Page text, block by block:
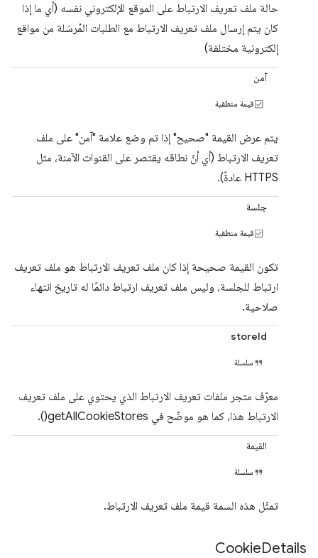
حالة ملف تعريف الارتباط على الموقع الإلكتروني نفسه (أي ما إذا
كان يتم إرسال ملف تعريف الارتباط مع الطلبات المُرسَلة من مواقع
إلكترونية مختلفة)
آمن
قيمة منطقية
يتم عرض القيمة "صحيح" إذا تم وضع علامة "آمن" على ملف
تعريف الارتباط (أي أنّ نطاقه يقتصر على القنوات الآمنة، مثل
HTTPS عادةً).
جلسة
قيمة منطقية
تكون القيمة صحيحة إذا كان ملف تعريف الارتباط هو ملف تعريف
ارتباط للجلسة، وليس ملف تعريف ارتباط دائمًا له تاريخ انتهاء
صلاحية.
storeId
سلسلة
معرّف متجر ملفات تعريف الارتباط الذي يحتوي على ملف تعريف
الارتباط هذا، كما هو موضّح في getAllCookieStores().
القيمة
سلسلة
تمثّل هذه السمة قيمة ملف تعريف الارتباط.
CookieDetails